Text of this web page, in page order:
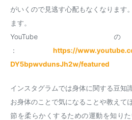
がいくので見逃す心配もなくなります
ます。
YouTube
： https://
DY5bpwvdunsJh2w/featured
インスタグラムでは身体に関する豆知
お身体のことで気になることや教えて
節を柔らかくするための運動を知り